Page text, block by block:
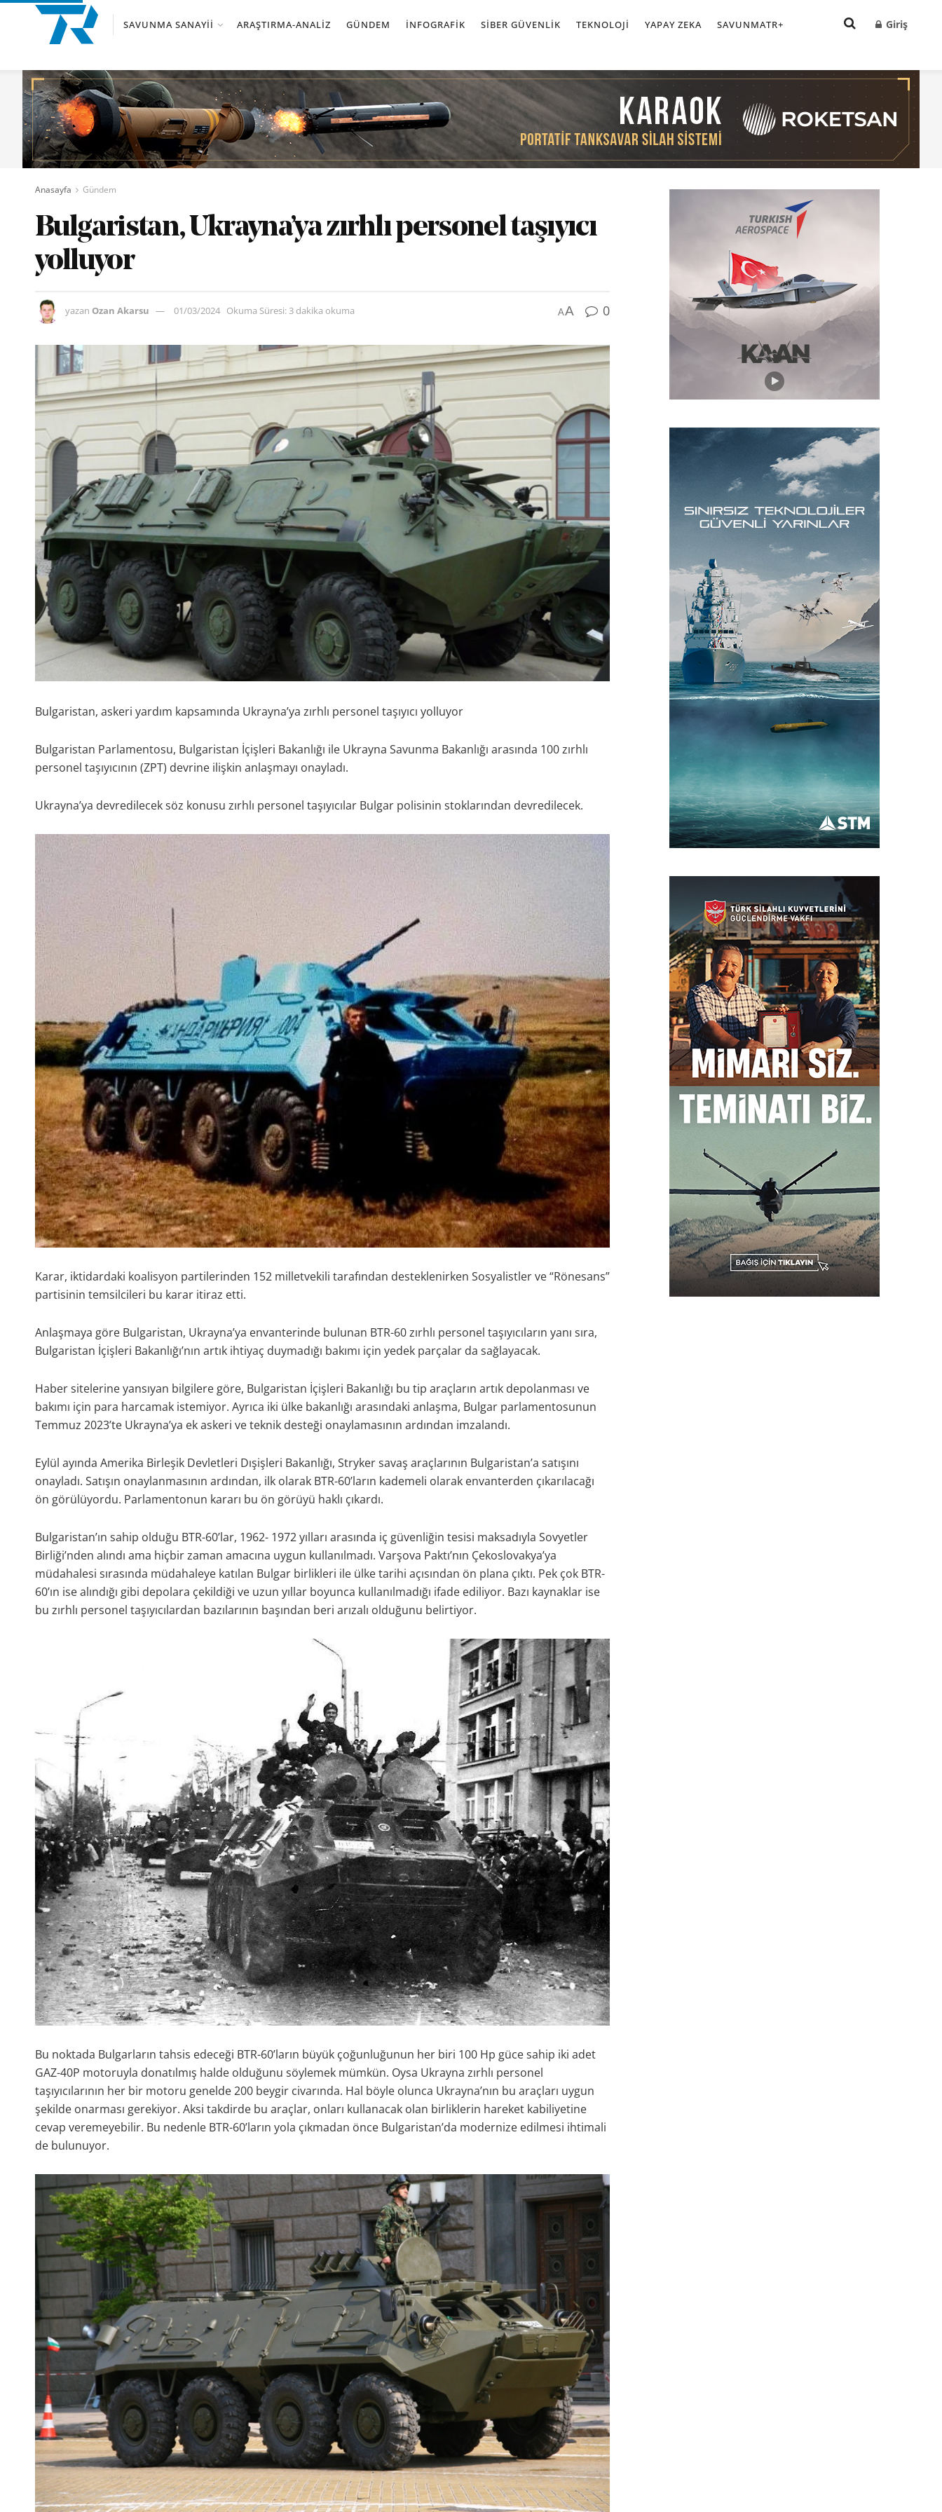
SAVUNMA SANAYII ARAŞTIRMA-ANALIZ GÜNDEM İNFOGRAFIK SIBER GÜVENLIK TEKNOLOJI YAPAY ZEKA SAVUNMATR+ Giriş
Anasayfa Gündem
Bulgaristan, Ukrayna’ya zırhlı personel taşıyıcı
yolluyor
yazan Ozan Akarsu 01/03/2024 Okuma Süresi: 3 dakika okuma AA 0
Bulgaristan, askeri yardım kapsamında Ukrayna’ya zırhlı personel taşıyıcı yolluyor
Bulgaristan Parlamentosu, Bulgaristan İçişleri Bakanlığı ile Ukrayna Savunma Bakanlığı arasında 100 zırhlı
personel taşıyıcının (ZPT) devrine ilişkin anlaşmayı onayladı.
Ukrayna’ya devredilecek söz konusu zırhlı personel taşıyıcılar Bulgar polisinin stoklarından devredilecek.
Karar, iktidardaki koalisyon partilerinden 152 milletvekili tarafından desteklenirken Sosyalistler ve “Rönesans”
partisinin temsilcileri bu karar itiraz etti.
Anlaşmaya göre Bulgaristan, Ukrayna’ya envanterinde bulunan BTR-60 zırhlı personel taşıyıcıların yanı sıra,
Bulgaristan İçişleri Bakanlığı’nın artık ihtiyaç duymadığı bakımı için yedek parçalar da sağlayacak.
Haber sitelerine yansıyan bilgilere göre, Bulgaristan İçişleri Bakanlığı bu tip araçların artık depolanması ve
bakımı için para harcamak istemiyor. Ayrıca iki ülke bakanlığı arasındaki anlaşma, Bulgar parlamentosunun
Temmuz 2023’te Ukrayna’ya ek askeri ve teknik desteği onaylamasının ardından imzalandı.
Eylül ayında Amerika Birleşik Devletleri Dışişleri Bakanlığı, Stryker savaş araçlarının Bulgaristan’a satışını
onayladı. Satışın onaylanmasının ardından, ilk olarak BTR-60’ların kademeli olarak envanterden çıkarılacağı
ön görülüyordu. Parlamentonun kararı bu ön görüyü haklı çıkardı.
Bulgaristan’ın sahip olduğu BTR-60’lar, 1962- 1972 yılları arasında iç güvenliğin tesisi maksadıyla Sovyetler
Birliği’nden alındı ama hiçbir zaman amacına uygun kullanılmadı. Varşova Paktı’nın Çekoslovakya’ya
müdahalesi sırasında müdahaleye katılan Bulgar birlikleri ile ülke tarihi açısından ön plana çıktı. Pek çok BTR-
60’ın ise alındığı gibi depolara çekildiği ve uzun yıllar boyunca kullanılmadığı ifade ediliyor. Bazı kaynaklar ise
bu zırhlı personel taşıyıcılardan bazılarının başından beri arızalı olduğunu belirtiyor.
Bu noktada Bulgarların tahsis edeceği BTR-60’ların büyük çoğunluğunun her biri 100 Hp güce sahip iki adet
GAZ-40P motoruyla donatılmış halde olduğunu söylemek mümkün. Oysa Ukrayna zırhlı personel
taşıyıcılarının her bir motoru genelde 200 beygir civarında. Hal böyle olunca Ukrayna’nın bu araçları uygun
şekilde onarması gerekiyor. Aksi takdirde bu araçlar, onları kullanacak olan birliklerin hareket kabiliyetine
cevap veremeyebilir. Bu nedenle BTR-60’ların yola çıkmadan önce Bulgaristan’da modernize edilmesi ihtimali
de bulunuyor.